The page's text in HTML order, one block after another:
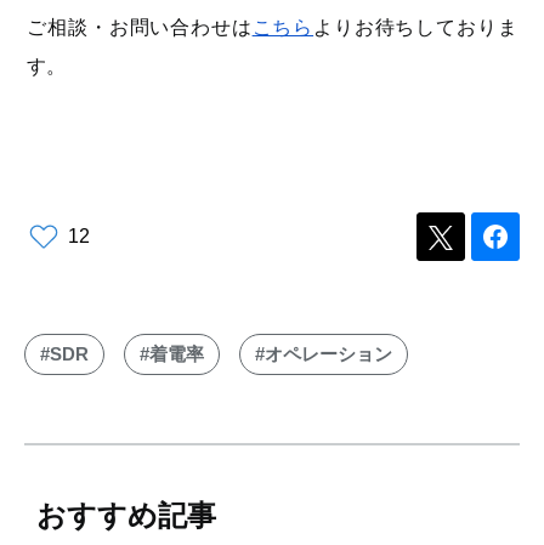
ご相談・お問い合わせは こちら よりお待ちしておりま
す。
12
#SDR #着電率 #オペレーション
おすすめ記事